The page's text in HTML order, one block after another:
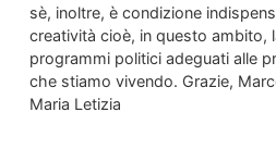
sè, inoltre, è condizione
creatività cioè, in questo ambito,
programmi politici adeguati alle
che stiamo vivendo. Grazie,
Maria Letizia